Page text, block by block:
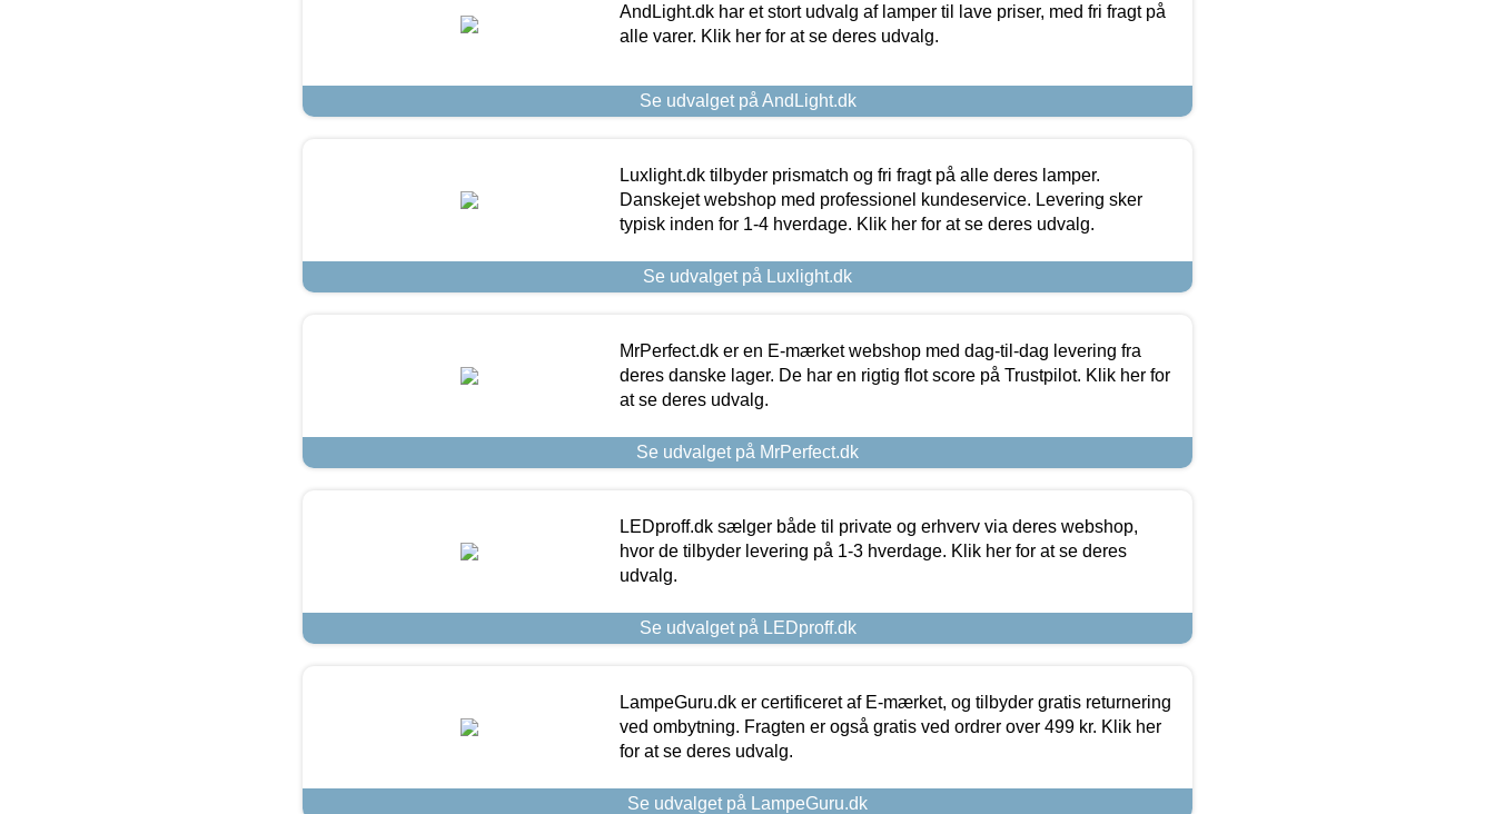
AndLight.dk har et stort udvalg af lamper til lave priser, med fri fragt på
alle varer. Klik her for at se deres udvalg.
Se udvalget på AndLight.dk
Luxlight.dk tilbyder prismatch og fri fragt på alle deres lamper.
Danskejet webshop med professionel kundeservice. Levering sker
typisk inden for 1-4 hverdage. Klik her for at se deres udvalg.
Se udvalget på Luxlight.dk
MrPerfect.dk er en E-mærket webshop med dag-til-dag levering fra
deres danske lager. De har en rigtig flot score på Trustpilot. Klik her for
at se deres udvalg.
Se udvalget på MrPerfect.dk
LEDproff.dk sælger både til private og erhverv via deres webshop,
hvor de tilbyder levering på 1-3 hverdage. Klik her for at se deres
udvalg.
Se udvalget på LEDproff.dk
LampeGuru.dk er certificeret af E-mærket, og tilbyder gratis returnering
ved ombytning. Fragten er også gratis ved ordrer over 499 kr. Klik her
for at se deres udvalg.
Se udvalget på LampeGuru.dk